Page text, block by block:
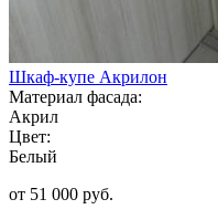
Шкаф-купе Акрилон
Материал фасада:
Акрил
Цвет:
Белый
от 51 000 руб.